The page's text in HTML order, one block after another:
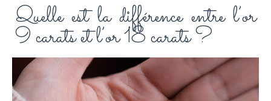
Quelle est la différence entre l’or
9 carats et l’or 18 carats ?